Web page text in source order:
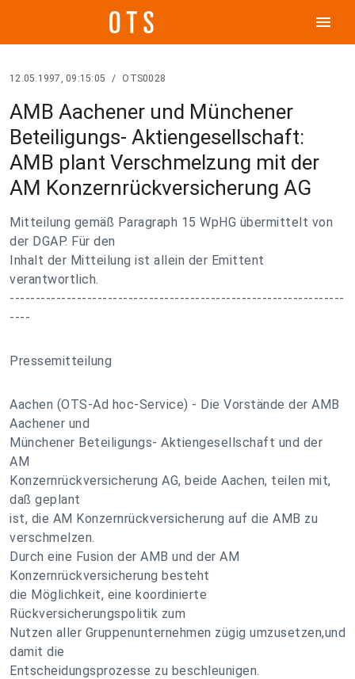
menu
12.05.1997, 09:15:05 / OTS0028
AMB Aachener und Münchener
Beteiligungs- Aktiengesellschaft:
AMB plant Verschmelzung mit der
AM Konzernrückversicherung AG
Mitteilung gemäß Paragraph 15 WpHG übermittelt von
der DGAP. Für den
Inhalt der Mitteilung ist allein der Emittent
verantwortlich.
-----------------------------------------------------------------
----
Pressemitteilung
Aachen (OTS-Ad hoc-Service) - Die Vorstände der AMB
Aachener und
Münchener Beteiligungs- Aktiengesellschaft und der
AM
Konzernrückversicherung AG, beide Aachen, teilen mit,
daß geplant
ist, die AM Konzernrückversicherung auf die AMB zu
verschmelzen.
Durch eine Fusion der AMB und der AM
Konzernrückversicherung besteht
die Möglichkeit, eine koordinierte
Rückversicherungspolitik zum
Nutzen aller Gruppenunternehmen zügig umzusetzen,und
damit die
Entscheidungsprozesse zu beschleunigen.